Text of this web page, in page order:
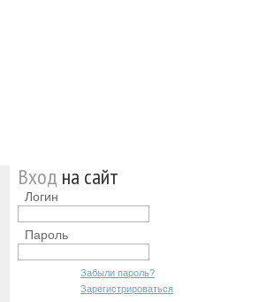
Вход на сайт
Логин
Пароль
Забыли пароль?
Зарегистрироваться